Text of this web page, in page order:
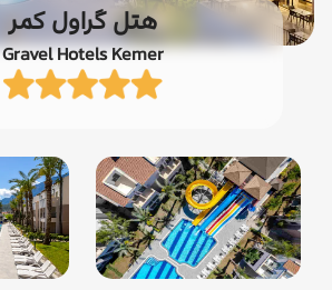
هتل گراول کمر
Gravel Hotels Kemer